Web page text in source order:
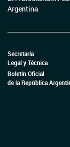
Argentina
Secretaría
Legal y Técnica
Boletín Oficial
de la República